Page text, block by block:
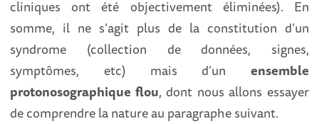
cliniques ont été objectivement éliminées). En
somme, il ne s’agit plus de la constitution d’un
syndrome (collection de données, signes,
symptômes, etc) mais d’un ensemble
protonosographique flou, dont nous allons essayer
de comprendre la nature au paragraphe suivant.